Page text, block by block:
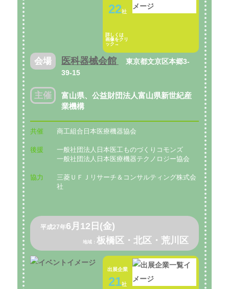
22社
詳しくは
画像をクリ
ック→
会場 医科器械会館
東京都文京区本郷3-
39-15
主催
富山県、公益財団法人富山県新世紀産
業機構
共催 商工組合日本医療機器協会
後援
一般社団法人日本医工ものづくりコモンズ
一般社団法人日本医療機器テクノロジー協会
協力
三菱ＵＦＪリサーチ＆コンサルティング株式会
社
平成27年6月12日(金)
地域：板橋区・北区・荒川区
出展企業
21社